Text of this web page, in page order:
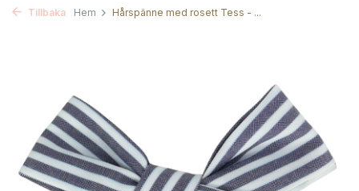
Tillbaka Hem Hårspänne med rosett Tess - ...